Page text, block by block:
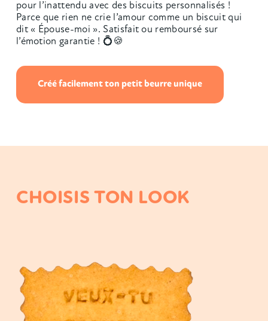
pour l’inattendu avec des biscuits personnalisés !
Parce que rien ne crie l’amour comme un biscuit qui
dit « Épouse-moi ». Satisfait ou remboursé sur
l’émotion garantie ! 💍🍪
Créé facilement ton petit beurre unique
CHOISIS TON LOOK